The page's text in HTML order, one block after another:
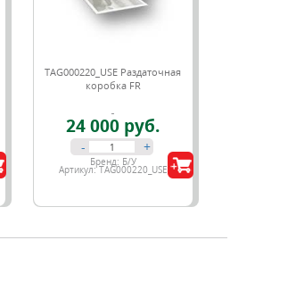
TAG000220_USE Раздаточная
коробка FR
24 000 руб.
- +
Бренд: Б/У
Артикул:TAG000220_USE